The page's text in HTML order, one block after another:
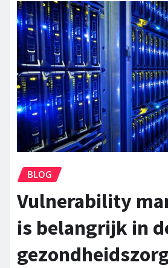
BLOG
Vulnerability
is belangrijk in